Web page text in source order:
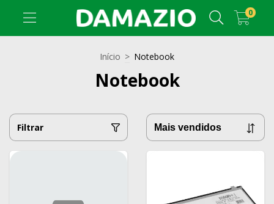
0
Início > Notebook
Notebook
Filtrar